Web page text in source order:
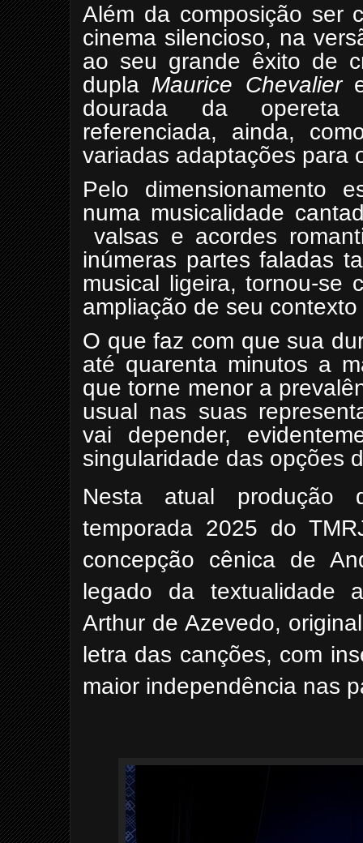
Além da composição ser
cinema silencioso, na
ao seu grande êxito de
dupla Maurice Chevalier
dourada da opereta
referenciada, ainda,
variadas adaptações para
Pelo dimensionamento
numa musicalidade
valsas e acordes
inúmeras partes faladas
musical ligeira, tornou-se
ampliação de seu
O que faz com que sua
até quarenta minutos a
que torne menor a
usual nas suas
vai depender,
singularidade das opções
Nesta atual
temporada 2025 do
concepção cênica de
legado da textualidade
Arthur de Azevedo,
letra das canções, com
maior independência nas